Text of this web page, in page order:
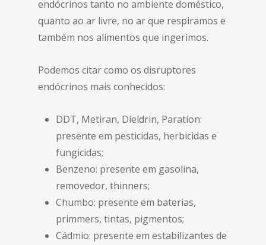
endócrinos tanto no ambiente doméstico,
quanto ao ar livre, no ar que respiramos e
também nos alimentos que ingerimos.
Podemos citar como os disruptores
endócrinos mais conhecidos:
DDT, Metiran, Dieldrin, Paration:
presente em pesticidas, herbicidas e
fungicidas;
Benzeno: presente em gasolina,
removedor, thinners;
Chumbo: presente em baterias,
primmers, tintas, pigmentos;
Cádmio: presente em estabilizantes de